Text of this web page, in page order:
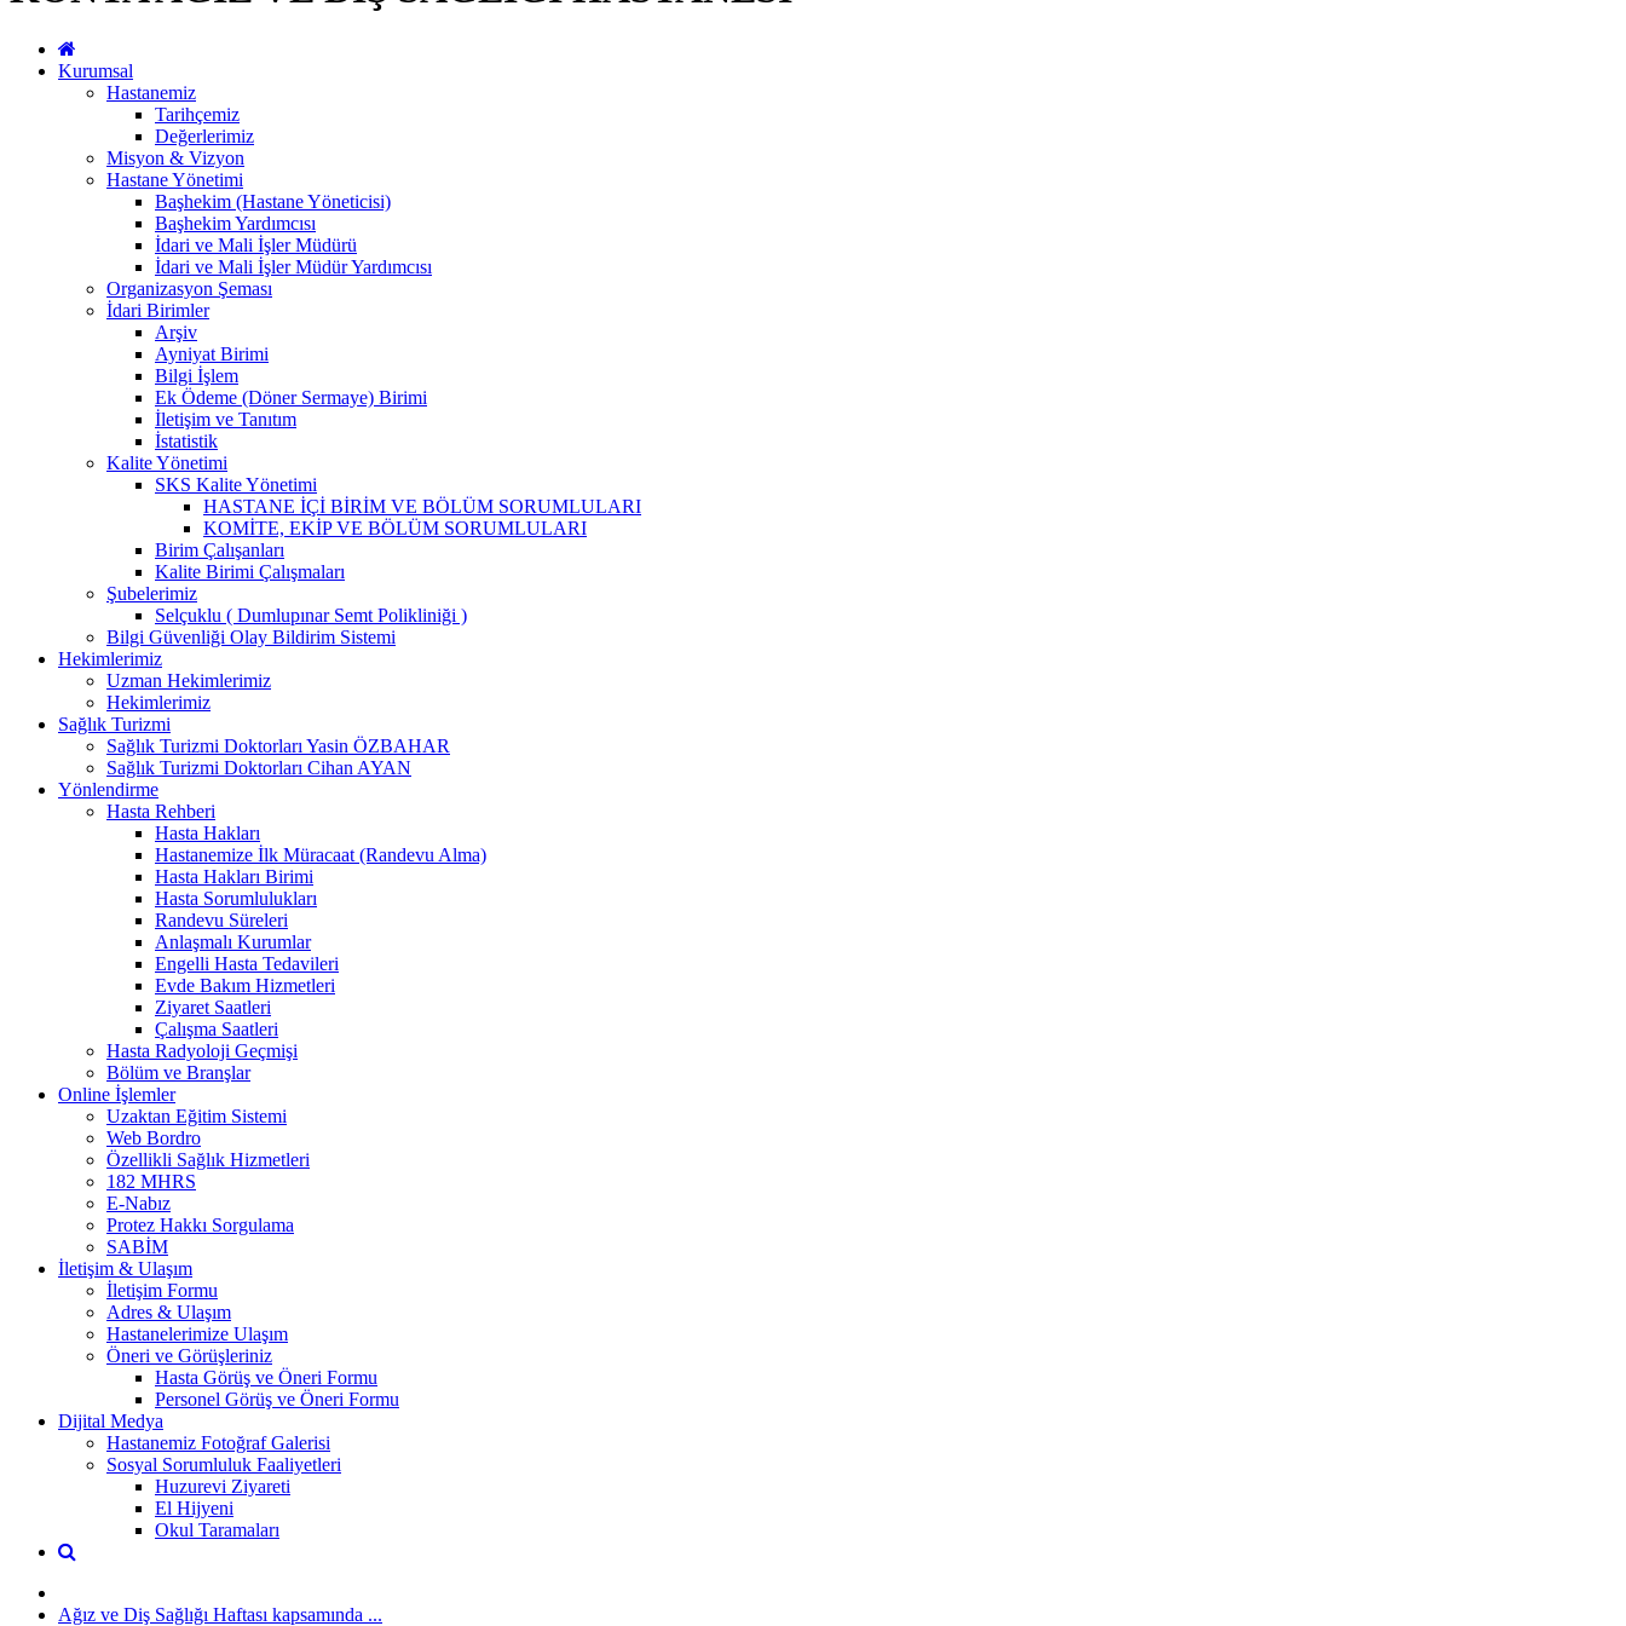
Kurumsal
Hastanemiz
Tarihçemiz
Değerlerimiz
Misyon & Vizyon
Hastane Yönetimi
Başhekim (Hastane Yöneticisi)
Başhekim Yardımcısı
İdari ve Mali İşler Müdürü
İdari ve Mali İşler Müdür Yardımcısı
Organizasyon Şeması
İdari Birimler
Arşiv
Ayniyat Birimi
Bilgi İşlem
Ek Ödeme (Döner Sermaye) Birimi
İletişim ve Tanıtım
İstatistik
Kalite Yönetimi
SKS Kalite Yönetimi
HASTANE İÇİ BİRİM VE BÖLÜM SORUMLULARI
KOMİTE, EKİP VE BÖLÜM SORUMLULARI
Birim Çalışanları
Kalite Birimi Çalışmaları
Şubelerimiz
Selçuklu ( Dumlupınar Semt Polikliniği )
Bilgi Güvenliği Olay Bildirim Sistemi
Hekimlerimiz
Uzman Hekimlerimiz
Hekimlerimiz
Sağlık Turizmi
Sağlık Turizmi Doktorları Yasin ÖZBAHAR
Sağlık Turizmi Doktorları Cihan AYAN
Yönlendirme
Hasta Rehberi
Hasta Hakları
Hastanemize İlk Müracaat (Randevu Alma)
Hasta Hakları Birimi
Hasta Sorumlulukları
Randevu Süreleri
Anlaşmalı Kurumlar
Engelli Hasta Tedavileri
Evde Bakım Hizmetleri
Ziyaret Saatleri
Çalışma Saatleri
Hasta Radyoloji Geçmişi
Bölüm ve Branşlar
Online İşlemler
Uzaktan Eğitim Sistemi
Web Bordro
Özellikli Sağlık Hizmetleri
182 MHRS
E-Nabız
Protez Hakkı Sorgulama
SABİM
İletişim & Ulaşım
İletişim Formu
Adres & Ulaşım
Hastanelerimize Ulaşım
Öneri ve Görüşleriniz
Hasta Görüş ve Öneri Formu
Personel Görüş ve Öneri Formu
Dijital Medya
Hastanemiz Fotoğraf Galerisi
Sosyal Sorumluluk Faaliyetleri
Huzurevi Ziyareti
El Hijyeni
Okul Taramaları
Ağız ve Diş Sağlığı Haftası kapsamında ...